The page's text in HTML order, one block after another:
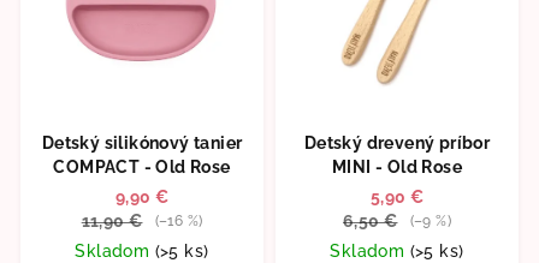
Detský silikónový tanier
COMPACT - Old Rose
9,90 €
11,90 €
(–16 %)
Skladom (>5 ks)
Detský drevený príbor
MINI - Old Rose
5,90 €
6,50 €
(–9 %)
Skladom (>5 ks)